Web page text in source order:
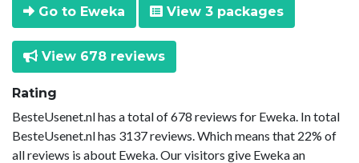
Go to Eweka View 3 packages
View 678 reviews
Rating
BesteUsenet.nl has a total of 678 reviews for Eweka. In total
BesteUsenet.nl has 3137 reviews. Which means that 22% of
all reviews is about Eweka. Our visitors give Eweka an